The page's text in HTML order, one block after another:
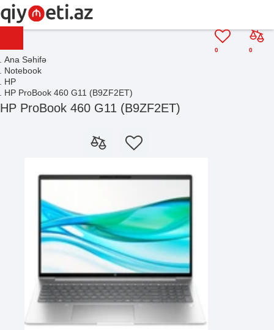
0
0
Ana Səhifə
Notebook
HP
HP ProBook 460 G11 (B9ZF2ET)
HP ProBook 460 G11 (B9ZF2ET)